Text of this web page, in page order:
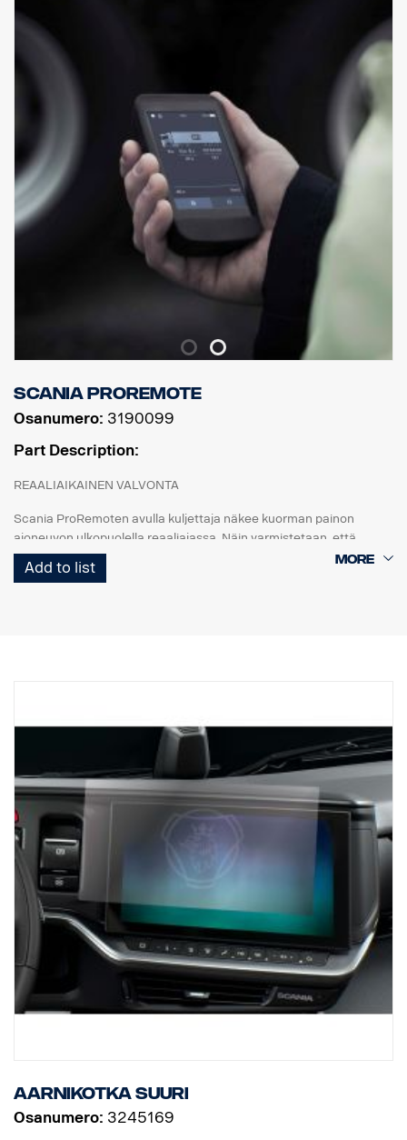
Scania ProRemote
Osanumero: 3190099
Part Description:
REAALIAIKAINEN VALVONTA
Scania ProRemoten avulla kuljettaja näkee kuorman painon
ajoneuvon ulkopuolella reaaliajassa. Näin varmistetaan, että
jokainen kuorma on täydellisesti tasapainossa ja painorajoitusten
ja alan määräysten mukainen.
kanssa, kuorma-autoille, joissa on SESAMM7-sähköjärjestelmä,
Tarkista paikalliset hyväksyntäsäännöt GSR Cybersecurityn
olennaisuudesta, koska tuote ei sisälly Scanian kokonaisten
ajoneuvojen VWTA:han.
AUTOMAATTINEN AKSELIN TUNNISTUS:
Vastaanotinyksikkö tunnistaa automaattisesti mahdollisen
perävaunun akselien lukumäärän ja varmistaa, että saat tiedot,
joita tarvitaan turvalliseen ja tehokkaaseen lastaukseen.
MUKAVUUS:
Scania ProRemoten magneettijalustaisen laturin ja USB-C-
liitännän ansiosta yksikkö on aina käyttövalmis, mikä vähentää
seisokkiaikaa ja pitää kuorma-auton liikenteessä.
SCANIAlle ja joka tekee jokaisesta matkasta turvallisen ja
suoraviivaisen.
Add to list
Aarnikotka suuri
Osanumero: 3245169